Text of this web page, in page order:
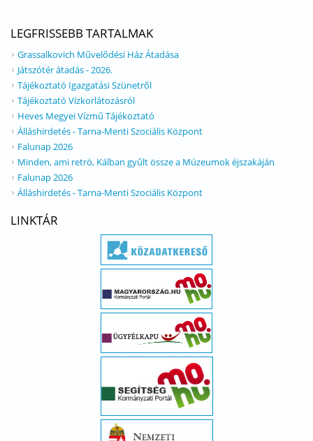
LEGFRISSEBB TARTALMAK
Grassalkovich Művelődési Ház Átadása
Játszótér átadás - 2026.
Tájékoztató Igazgatási Szünetről
Tájékoztató Vízkorlátozásról
Heves Megyei Vízmű Tájékoztató
Álláshirdetés - Tarna-Menti Szociális Központ
Falunap 2026
Minden, ami retró, Kálban gyűlt össze a Múzeumok éjszakáján
Falunap 2026
Álláshirdetés - Tarna-Menti Szociális Központ
LINKTÁR